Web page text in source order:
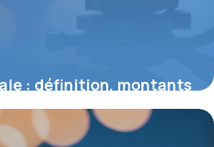
: définition, montants
les assurés